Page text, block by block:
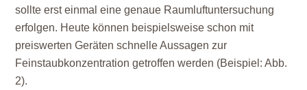
sollte erst einmal eine genaue Raumluftuntersuchung
erfolgen. Heute können beispielsweise schon mit
preiswerten Geräten schnelle Aussagen zur
Feinstaubkonzentration getroffen werden (Beispiel: Abb.
2).